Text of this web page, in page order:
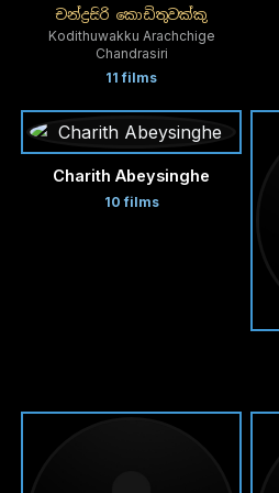
චන්ද්‍රසිරි කොඩිතුවක්කු
Kodithuwakku Arachchige
Chandrasiri
11 films
Charith Abeysinghe
10 films